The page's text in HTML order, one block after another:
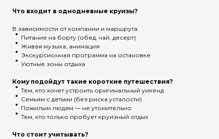
Что входит в однодневные круизы?
В зависимости от компании и маршрута:
Питание на борту (обед, чай, десерт)
Живая музыка, анимация
Экскурсионная программа на остановке
Уютные зоны отдыха
Кому подойдут такие короткие путешествия?
Тем, кто хочет устроить оригинальный уикенд
Семьям с детьми (без риска усталости)
Пожилым людям — не утомительно
Тем, кто только пробует круизный отдых
Что стоит учитывать?